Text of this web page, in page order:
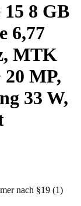
8 GB
6,77
MTK
MP,
33 W,
nach §19 (1)